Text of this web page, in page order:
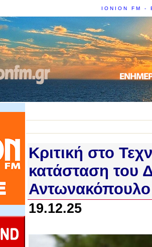
IONION FM -
Κριτική στο
κατάσταση του
19.12.25